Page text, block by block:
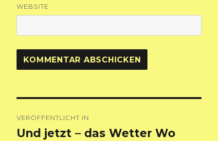
WEBSITE
VERÖFFENTLICHT IN
Und jetzt – das Wetter Wo